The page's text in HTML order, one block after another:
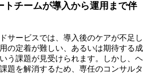
トチームが導入から運用まで伴
サービスでは、導入後のケアが不足し
の定着が難しい、あるいは期待する成
う課題が見受けられます。しかし、ヘ
題を解消するため、専任のコンサルタ